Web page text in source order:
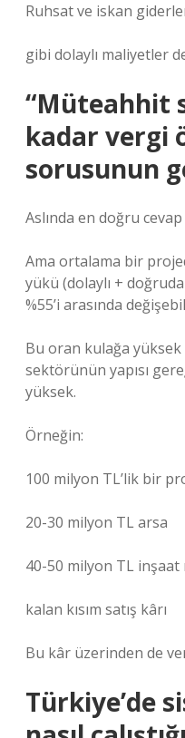
Ruhsat ve iskan
gibi dolaylı maliyetler
“Müteahhit
kadar vergi
sorusunun
Aslında en doğru
Ama ortalama bir
yükü (dolaylı +
%55’i arasında
Bu oran kulağa
sektörünün yapısı
yüksek.
Örneğin:
100 milyon TL’lik bir
20-30 milyon TL arsa
40-50 milyon TL inşaat
kalan kısım satış kârı
Bu kâr üzerinden de
Türkiye’de